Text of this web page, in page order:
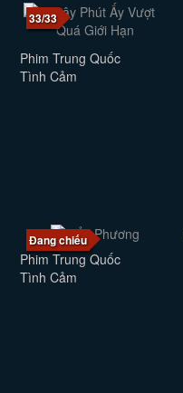
33/33
Phim Trung Quốc
Tình Cảm
Đang chiếu
Phim Trung Quốc
Tình Cảm